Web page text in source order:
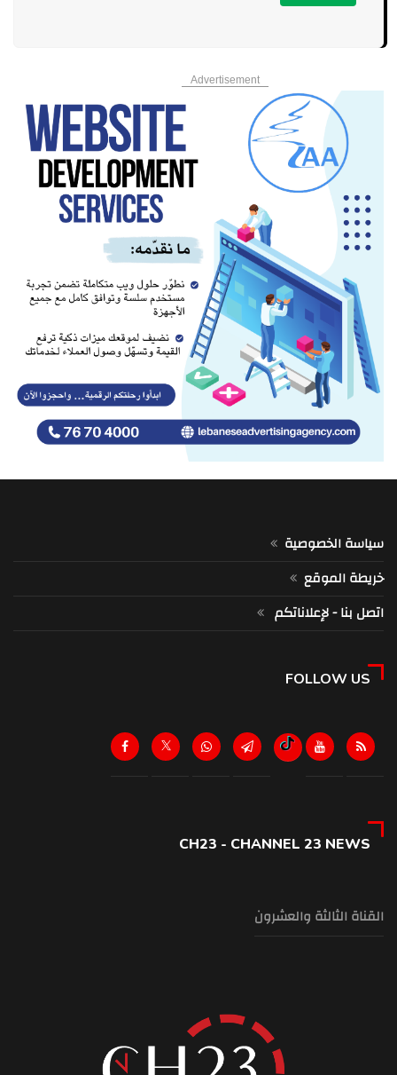
Advertisement
سياسة الخصوصية
خريطة الموقع
اتصل بنا - لإعلاناتكم
FOLLOW US
CH23 - CHANNEL 23 NEWS
القناة الثالثة والعشرون